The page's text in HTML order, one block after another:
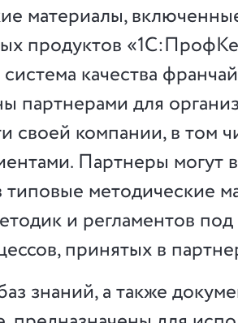
материалы,
продуктов
качества
партнерами для
своей компании, в том
Партнеры могут
методические
и регламентов
принятых в
знаний, а также